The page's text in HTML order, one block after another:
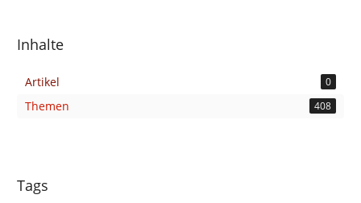
Inhalte
Artikel 0
Themen 408
Tags